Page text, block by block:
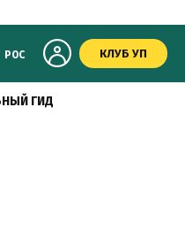
РОС КЛУБ УП
ГИД